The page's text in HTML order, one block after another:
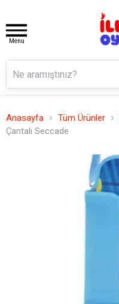
Menu
Anasayfa Tüm Ürünler
Çantalı Seccade